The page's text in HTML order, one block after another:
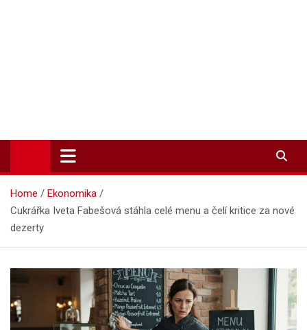
Zpravodajství-info.cz
Aktuality a informace on-line
Home
Ekonomika
Cukrářka Iveta Fabešová stáhla celé menu a čelí kritice za nové
dezerty